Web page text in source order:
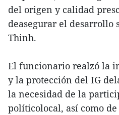
del origen y calidad
deasegurar el desarrollo
Thinh.
El funcionario realzó la
y la protección del IG
la necesidad de la
políticolocal, así como